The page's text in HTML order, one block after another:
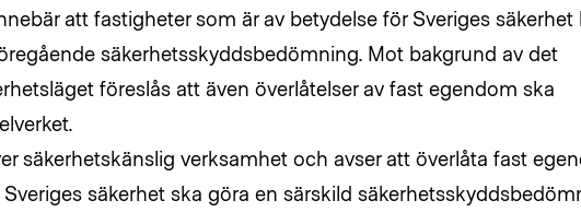
att fastigheter som är av betydelse för Sveriges säkerhet
säkerhetsskyddsbedömning. Mot bakgrund av det
föreslås att även överlåtelser av fast egendom ska
säkerhetskänslig verksamhet och avser att överlåta fast
säkerhet ska göra en särskild